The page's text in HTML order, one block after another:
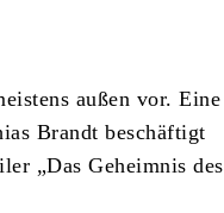
außen vor. Eine
Brandt beschäftigt
„Das Geheimnis des